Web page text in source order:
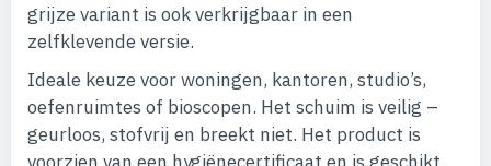
grijze variant is ook verkrijgbaar in een
zelfklevende versie.
Ideale keuze voor woningen, kantoren, studio’s,
oefenruimtes of bioscopen. Het schuim is veilig –
geurloos, stofvrij en breekt niet. Het product is